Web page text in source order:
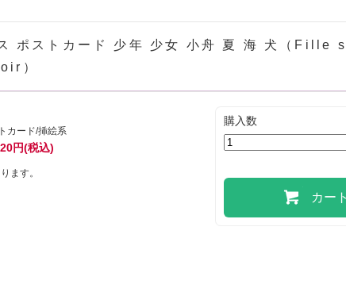
ポストカード 少年 少女 小舟 夏 海 犬（Fille
）
カード/挿絵系
円(税込)
ます。
購入数
カー